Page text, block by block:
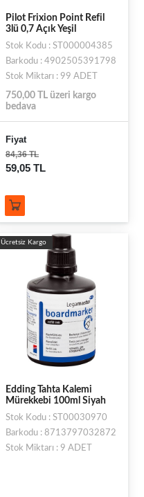
Pilot Frixion Point Refil
3lü 0,7 Açık Yeşil
Stok Kodu : ST000004385
Barkodu : 4902505391798
Stok Miktarı : 99 ADET
750,00 TL üzeri kargo
bedava
Fiyat
84,36 TL
59,05 TL
Ücretsiz Kargo
Edding Tahta Kalemi
Mürekkebi 100ml Siyah
Stok Kodu : ST00030970
Barkodu : 8713797032872
Stok Miktarı : 9 ADET